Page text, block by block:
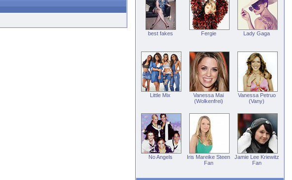
best fakes Fergie Lady Gaga
Little Mix
Vanessa Mai
(Wolkenfrei)
Vanessa Petruo
(Vany)
No Angels
Iris Mareike Steen
Fan
Jamie Lee Kriewitz
Fan